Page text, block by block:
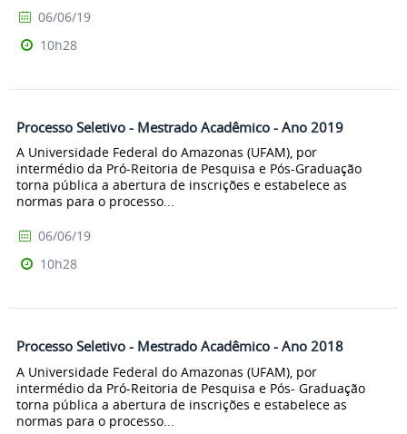
06/06/19
10h28
Processo Seletivo - Mestrado Acadêmico - Ano 2019
A Universidade Federal do Amazonas (UFAM), por
intermédio da Pró-Reitoria de Pesquisa e Pós-Graduação
torna pública a abertura de inscrições e estabelece as
normas para o processo...
06/06/19
10h28
Processo Seletivo - Mestrado Acadêmico - Ano 2018
A Universidade Federal do Amazonas (UFAM), por
intermédio da Pró-Reitoria de Pesquisa e Pós- Graduação
torna pública a abertura de inscrições e estabelece as
normas para o processo...